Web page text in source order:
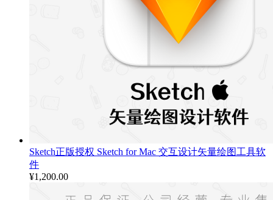
Sketch正版授权 Sketch for Mac 交互设计矢量绘图工具软
件
¥1,200.00